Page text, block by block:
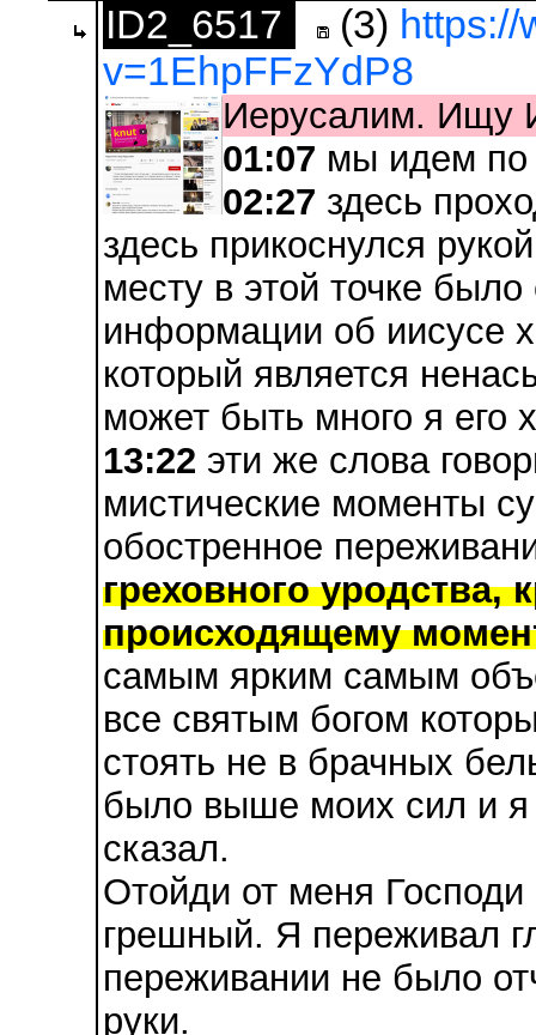
ID2_6517
(3) https://
v=1EhpFFzYdP8
Иерусалим. Ищу
01:07 мы идем по
02:27 здесь
здесь прикоснулся
месту в этой точке
информации об иисусе
который является
может быть много я его
13:22 эти же слова
мистические моменты
обостренное
греховного уродства,
происходящему
самым ярким самым
все святым богом
стоять не в брачных
было выше моих сил и я
сказал.
Отойди от меня
грешный. Я переживал
переживании не было
руки.